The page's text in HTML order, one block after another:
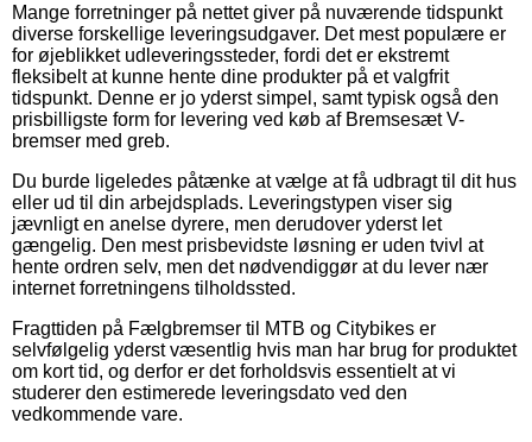
Mange forretninger på nettet giver på nuværende tidspunkt
diverse forskellige leveringsudgaver. Det mest populære er
for øjeblikket udleveringssteder, fordi det er ekstremt
fleksibelt at kunne hente dine produkter på et valgfrit
tidspunkt. Denne er jo yderst simpel, samt typisk også den
prisbilligste form for levering ved køb af Bremsesæt V-
bremser med greb.
Du burde ligeledes påtænke at vælge at få udbragt til dit hus
eller ud til din arbejdsplads. Leveringstypen viser sig
jævnligt en anelse dyrere, men derudover yderst let
gængelig. Den mest prisbevidste løsning er uden tvivl at
hente ordren selv, men det nødvendiggør at du lever nær
internet forretningens tilholdssted.
Fragttiden på Fælgbremser til MTB og Citybikes er
selvfølgelig yderst væsentlig hvis man har brug for produktet
om kort tid, og derfor er det forholdsvis essentielt at vi
studerer den estimerede leveringsdato ved den
vedkommende vare.